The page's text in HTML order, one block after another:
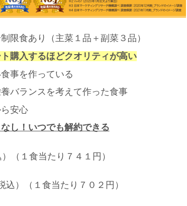
限食あり（主菜１品＋副菜３品）
購入するほどクオリティが高い
事を作っている
バランスを考えて作った食事
安心
し！いつでも解約できる
（１食当たり７４１円）
込）（１食当たり７０２円）